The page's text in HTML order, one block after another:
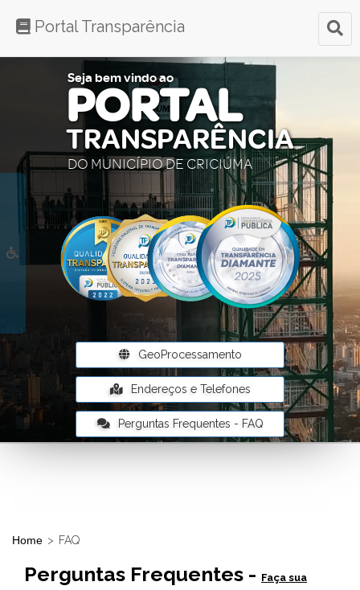
Portal Transparência
Seja bem vindo ao
PORTAL
TRANSPARÊNCIA
DO MUNICÍPIO DE CRICIÚMA
GeoProcessamento
Endereços e Telefones
Perguntas Frequentes - FAQ
Home > FAQ
Perguntas Frequentes - Faça sua